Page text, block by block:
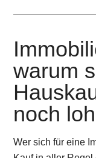
warum
noch
Wer sich für eine